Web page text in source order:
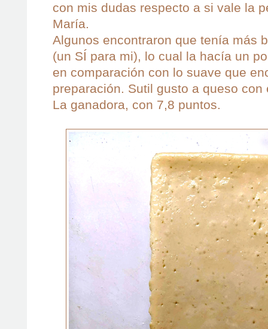
con mis dudas respecto a si vale la
María.
Algunos encontraron que tenía más
(un SÍ para mi), lo cual la hacía un
en comparación con lo suave que
preparación. Sutil gusto a queso con
La ganadora, con 7,8 puntos.